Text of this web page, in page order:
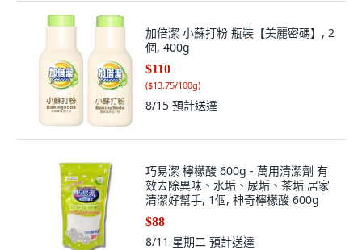
加倍潔 小蘇打粉 瓶裝【美麗密碼】, 2
個, 400g
$110
($13.75/100g)
8/15 預計送達
巧易潔 檸檬酸 600g - 萬用清潔劑 有
效去除異味、水垢、尿垢、茶垢 居家
清潔好幫手, 1個, 神奇檸檬酸 600g
$88
8/11 星期二 預計送達